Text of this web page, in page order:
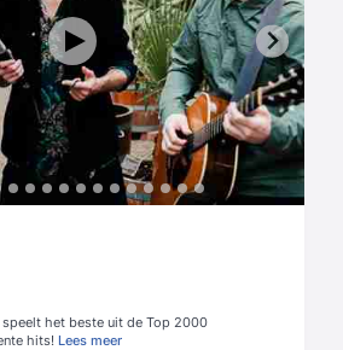
het beste uit de Top 2000
hits! Lees meer